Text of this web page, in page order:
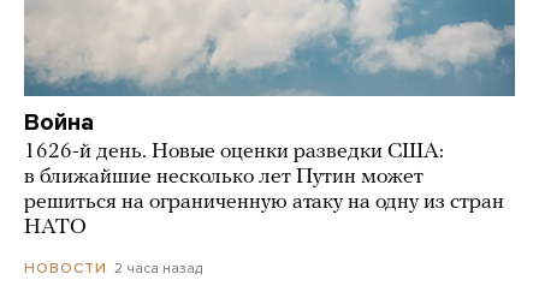
Война
1626-й день. Новые оценки разведки США:
в ближайшие несколько лет Путин может
решиться на ограниченную атаку на одну из стран
НАТО
НОВОСТИ 2 часа назад